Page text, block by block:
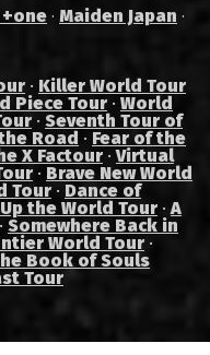
· Maiden Japan ·
· Killer World Tour
Piece Tour · World
· Seventh Tour of
Road · Fear of the
X Factour ·Virtual
· Brave New World
Tour · Dance of
the World Tour ·A
· Somewhere Back in
World Tour ·
Book of Souls
Tour